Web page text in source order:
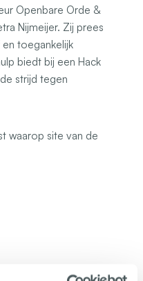
Openbare Orde &
Nijmeijer. Zij prees
toegankelijk
biedt bij een Hack
strijd tegen